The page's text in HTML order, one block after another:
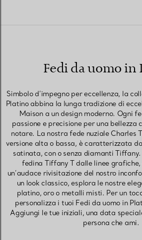
Fedi da uomo in
Simbolo d’impegno per eccellenza, la
Platino abbina la lunga tradizione di
Maison a un design moderno. Ogni
passione e precisione per una bellezza
notare. La nostra fede nuziale Charles
versione alta o bassa, è caratterizzata
satinata, con o senza diamanti
fedina Tiffany T dalle linee
un’audace rivisitazione del nostro
un look classico, esplora le nostre
platino, oro o metalli misti. Per un
personalizza i tuoi Fedi da uomo in
Aggiungi le tue iniziali, una data
persona che ami.